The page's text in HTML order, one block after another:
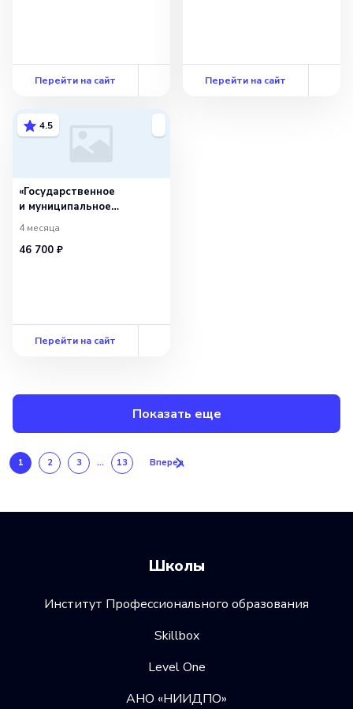
Перейти на сайт
управлению в сфере
культуры и искусства»
Перейти на сайт
4.5
«Государственное
и муниципальное
управление в сфере
физической культуры
и спорта» с присвоением
управлению в области
физической культуры
4 месяца
46 700 ₽
Перейти на сайт
Показать еще
1 2 3 ... 13 Вперед
Школы
Институт Профессионального образования
Skillbox
Level One
АНО «НИИДПО»